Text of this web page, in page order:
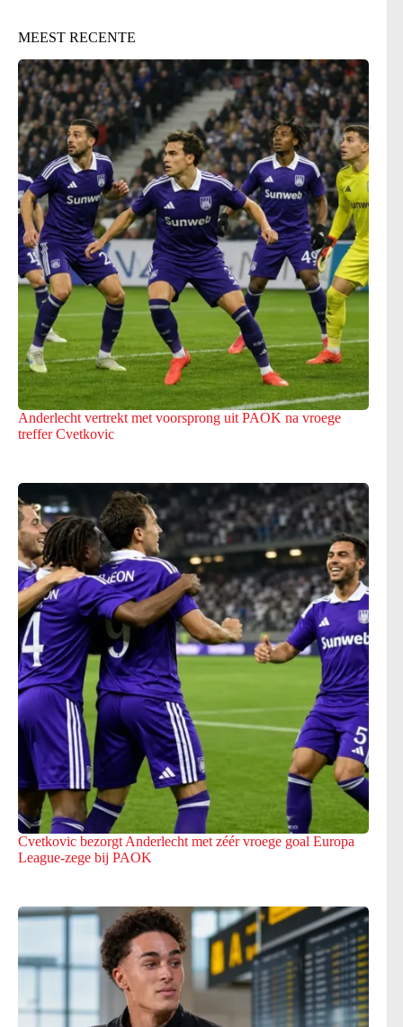
MEEST RECENTE
Anderlecht vertrekt met voorsprong uit PAOK na vroege
treffer Cvetkovic
Cvetkovic bezorgt Anderlecht met zéér vroege goal Europa
League-zege bij PAOK